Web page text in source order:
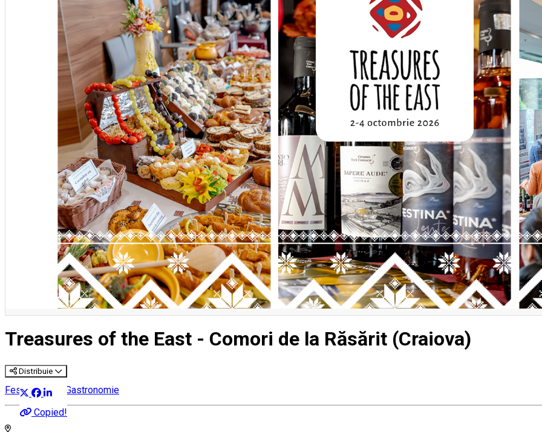
Treasures of the East - Comori de la Răsărit (Craiova)
Distribuie
Copied!
Festival Vin & Gastronomie